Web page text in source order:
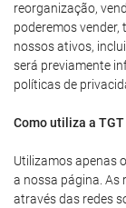
reorganização,
poderemos
nossos ativos,
será previamente
políticas de
Como utiliza a
Utilizamos apenas
a nossa página.
através das redes